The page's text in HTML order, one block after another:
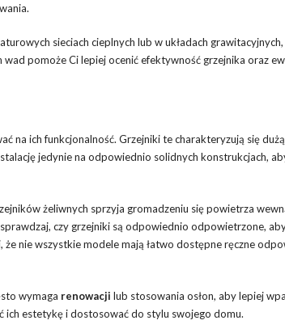
sieciach cieplnych lub w układach
wad pomoże Ci lepiej ocenić efektywność grzejnika oraz
na ich funkcjonalność. Grzejniki te charakteryzują się
jedynie na odpowiednio solidnych konstrukcjach,
żeliwnych sprzyja gromadzeniu się powietrza
czy grzejniki są odpowiednio odpowietrzone,
nie wszystkie modele mają łatwo dostępne ręczne
wymaga renowacji lub stosowania osłon, aby lepiej
estetykę i dostosować do stylu swojego domu.